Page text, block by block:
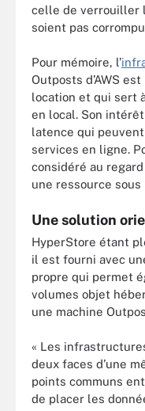
celle de verrouiller
soient pas
Pour mémoire, l’
Outposts d’AWS
location et qui sert
en local. Son
latence qui
services en ligne.
considéré au
une ressource
Une solution
HyperStore étant
il est fourni avec
propre qui permet
volumes objet
une machine
« Les
deux faces d’une
points communs
de placer les